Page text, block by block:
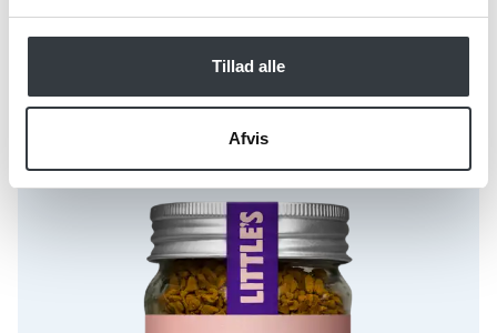
Tillad alle
Afvis
Se mere
Instant Kaffe med Amarettosmag 50g Littles